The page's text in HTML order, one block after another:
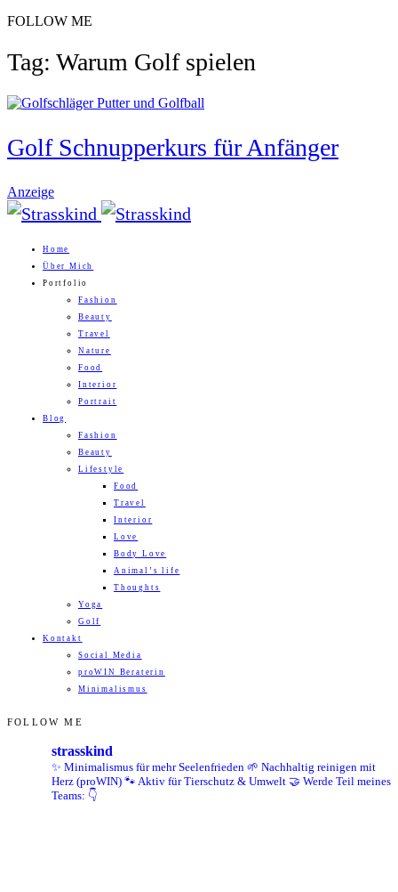
FOLLOW ME
Tag: Warum Golf spielen
Golf Schnupperkurs für Anfänger
Anzeige
Home
Über Mich
Portfolio
Fashion
Beauty
Travel
Nature
Food
Interior
Portrait
Blog
Fashion
Beauty
Lifestyle
Food
Travel
Interior
Love
Body Love
Animal’s life
Thoughts
Yoga
Golf
Kontakt
Social Media
proWIN Beraterin
Minimalismus
FOLLOW ME
strasskind
✨ Minimalismus für mehr Seelenfrieden 🌱 Nachhaltig reinigen mit
Herz (proWIN) 🐾 Aktiv für Tierschutz & Umwelt 🤝 Werde Teil meines
Teams: 👇